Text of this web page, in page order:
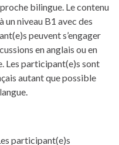
bilingue. Le contenu
un niveau B1 avec des
peuvent s’engager
en anglais ou en
Les participant(e)s sont
autant que possible
participant(e)s